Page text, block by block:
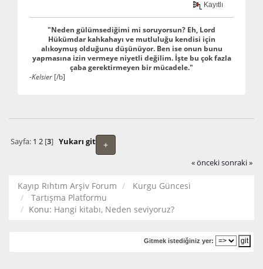
Kayıtlı
"Neden gülümsediğimi mi soruyorsun? Eh, Lord
Hükümdar kahkahayı ve mutluluğu kendisi için
alıkoymuş olduğunu düşünüyor. Ben ise onun bunu
yapmasına izin vermeye niyetli değilim. İşte bu çok fazla
çaba gerektirmeyen bir mücadele."
-Kelsier [/b]
+
Sayfa: 1 2[3] Yukarı git
« önceki sonraki »
Kayıp Rıhtım Arşiv Forum
Kurgu Güncesi
Tartışma Platformu
Konu: Hangi kitabı, Neden seviyoruz?
Gitmek istediğiniz yer: